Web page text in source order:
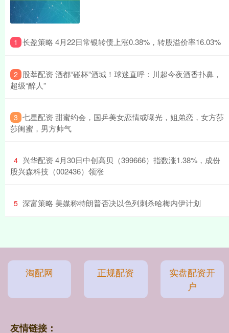
1 ​长盈策略 4月22日常银转债上涨0.38%，转股溢价率16.03%
2 ​股莘配资 酒都“碰杯”酒城！球迷直呼：川超今夜酒香扑鼻，
超级“醉人”
3 ​七星配资 甜蜜约会，国乒美女恋情或曝光，姐弟恋，女方莎
莎闺蜜，男方帅气
4 ​兴华配资 4月30日中创高贝（399666）指数涨1.38%，成份
股兴森科技（002436）领涨
5 ​深富策略 美媒称特朗普否决以色列刺杀哈梅内伊计划
淘配网 正规配资
实盘配资开
户
友情链接：